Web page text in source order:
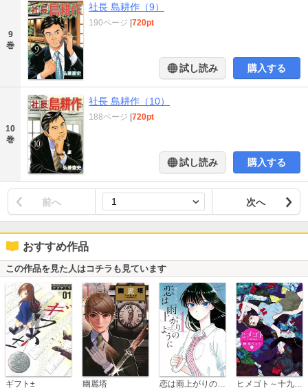
9
巻
社長 島耕作（9）
190ページ 720pt
試し読み 購入する
10
巻
社長 島耕作（10）
188ページ 720pt
試し読み 購入する
前へ 次へ
おすすめ作品
この作品を見た人はコチラも見ています
ギフト± 幽麗塔 恋は雨上がりのように ヒメゴト～十九歳の制服～